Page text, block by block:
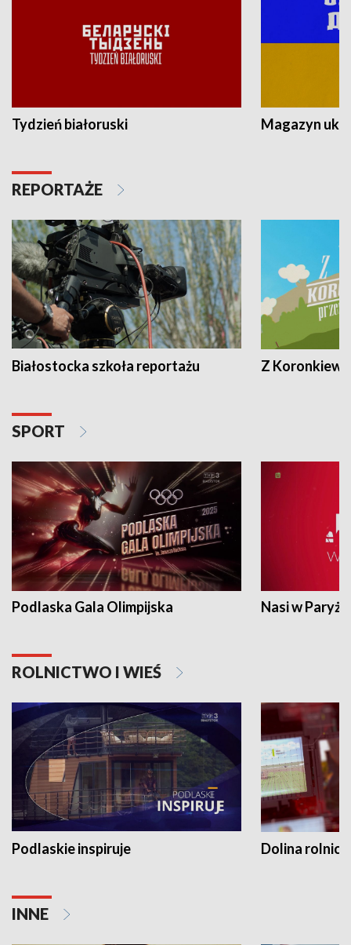
Tydzień białoruski Magazyn
REPORTAŻE
Białostocka szkoła reportażu Z
SPORT
Podlaska Gala Olimpijska Nasi w Paryżu
ROLNICTWO I WIEŚ
Podlaskie inspiruje Dolina
INNE